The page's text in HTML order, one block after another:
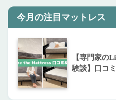
今月の注目マットレス
【専門家の
験談】口コ